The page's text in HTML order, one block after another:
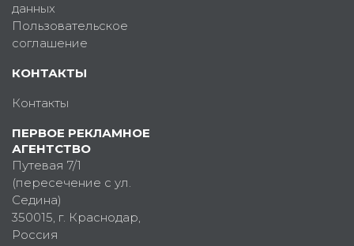
данных
Пользовательское
соглашение
КОНТАКТЫ
Контакты
ПЕРВОЕ РЕКЛАМНОЕ
АГЕНТСТВО
Путевая 7/1
(пересечение с ул.
Седина)
350015, г. Краснодар,
Россия